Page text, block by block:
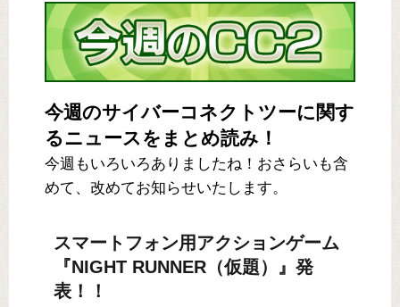
今週のサイバーコネクトツーに関す
るニュースをまとめ読み！
今週もいろいろありましたね！おさらいも含
めて、改めてお知らせいたします。
スマートフォン用アクションゲーム
『NIGHT RUNNER（仮題）』発
表！！